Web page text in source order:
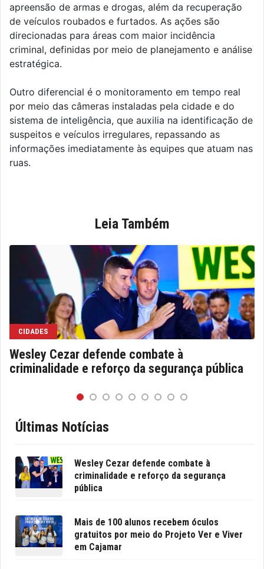
apreensão de armas e drogas, além da recuperação
de veículos roubados e furtados. As ações são
direcionadas para áreas com maior incidência
criminal, definidas por meio de planejamento e análise
estratégica.
Outro diferencial é o monitoramento em tempo real
por meio das câmeras instaladas pela cidade e do
sistema de inteligência, que auxilia na identificação de
suspeitos e veículos irregulares, repassando as
informações imediatamente às equipes que atuam nas
ruas.
Leia Também
CIDADES
Wesley Cezar defende combate à
criminalidade e reforço da segurança pública
Últimas Notícias
Wesley Cezar defende combate à
criminalidade e reforço da segurança
pública
Mais de 100 alunos recebem óculos
gratuitos por meio do Projeto Ver e Viver
em Cajamar